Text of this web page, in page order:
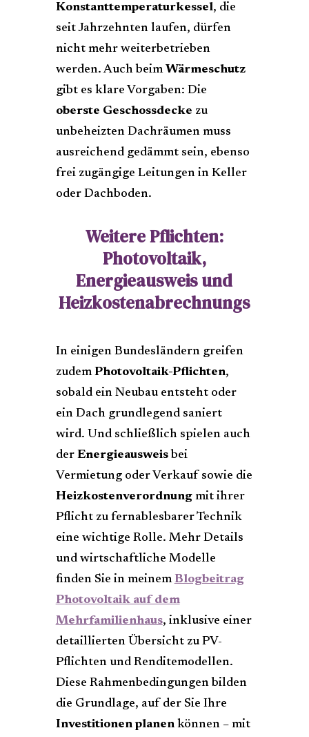
Konstanttemperaturkessel, die
seit Jahrzehnten laufen, dürfen
nicht mehr weiterbetrieben
werden. Auch beim Wärmeschutz
gibt es klare Vorgaben: Die
oberste Geschossdecke zu
unbeheizten Dachräumen muss
ausreichend gedämmt sein, ebenso
frei zugängige Leitungen in Keller
oder Dachboden.
Weitere Pflichten:
Photovoltaik,
Energieausweis und
Heizkostenabrechnungs
In einigen Bundesländern greifen
zudemPhotovoltaik-Pflichten,
sobald ein Neubau entsteht oder
ein Dach grundlegend saniert
wird. Und schließlich spielen auch
der Energieausweisbei
Vermietung oder Verkauf sowie die
Heizkostenverordnungmit ihrer
Pflicht zu fernablesbarer Technik
eine wichtige Rolle. Mehr Details
und wirtschaftliche Modelle
finden Sie in meinemBlogbeitrag
Photovoltaik auf dem
Mehrfamilienhaus, inklusive einer
detaillierten Übersicht zu PV-
Pflichten und Renditemodellen.
Diese Rahmenbedingungen bilden
die Grundlage, auf der Sie Ihre
Investitionen planenkönnen – mit